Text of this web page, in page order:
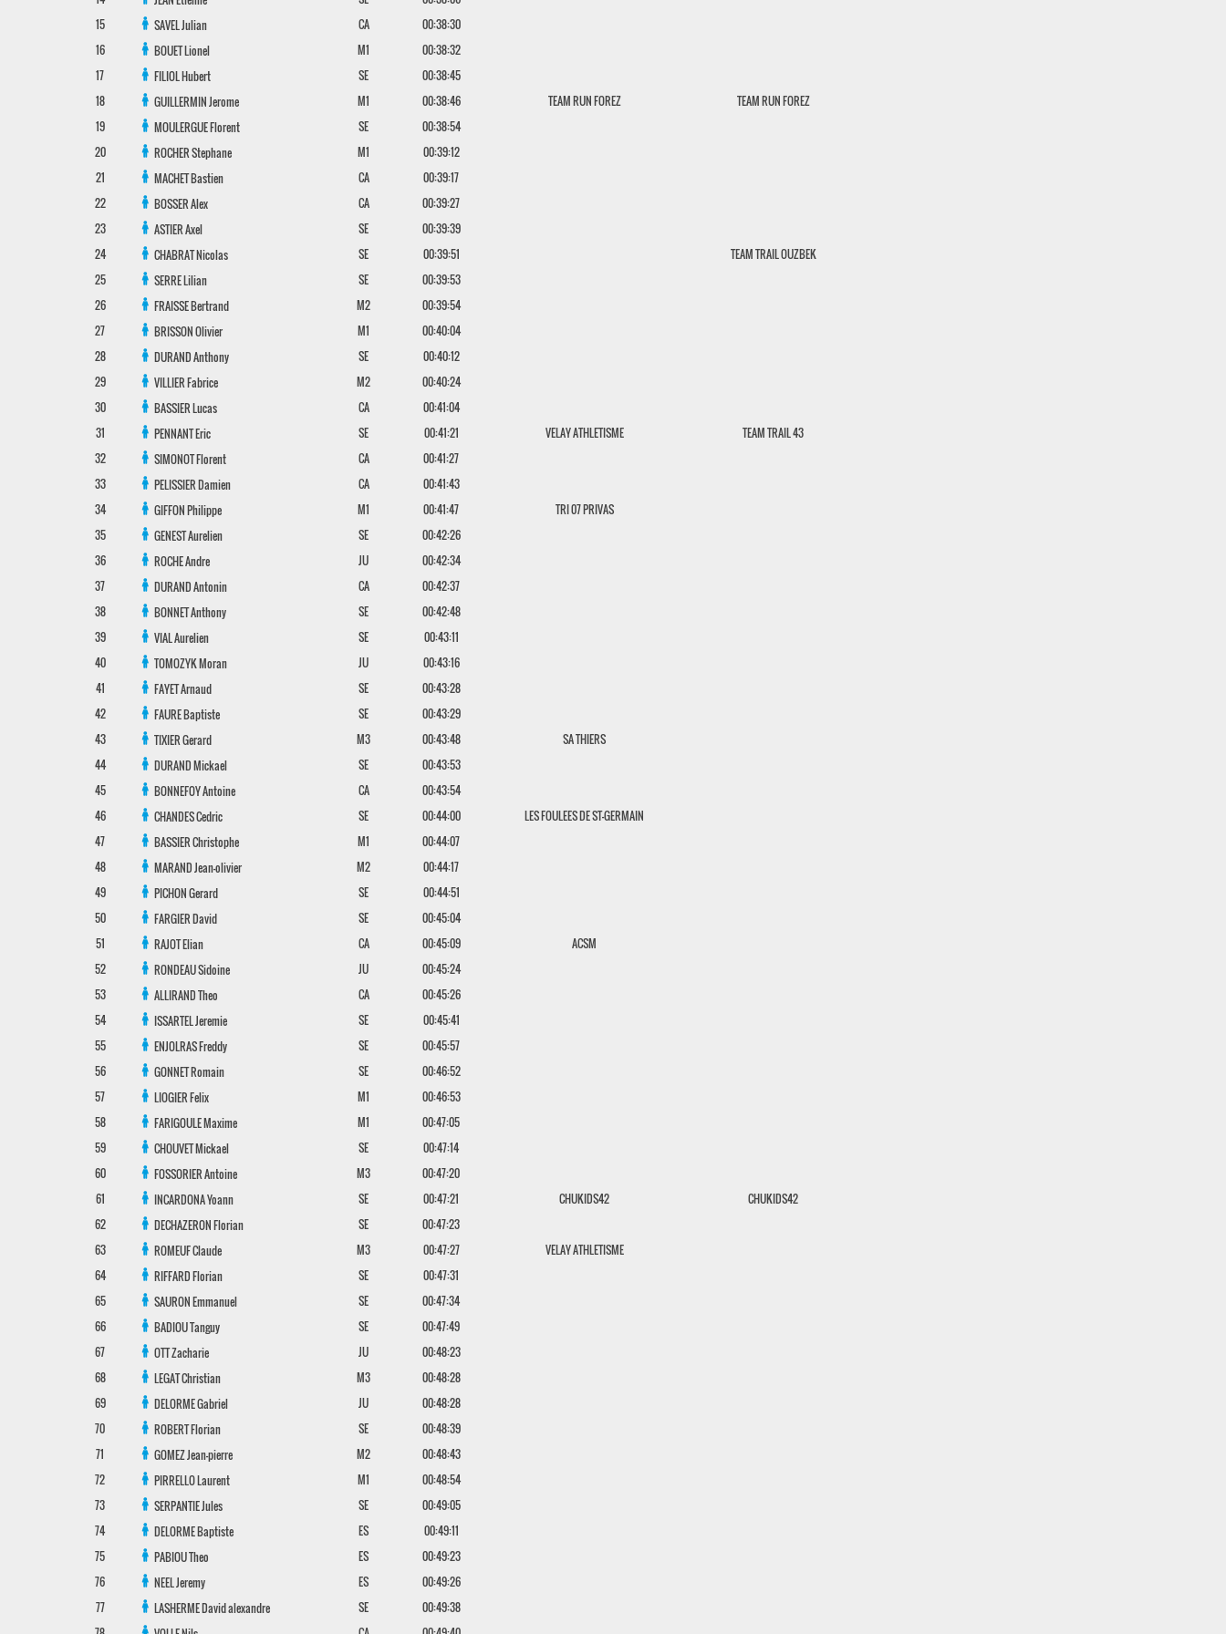
15
SAVELJulian CA
00:38:30
16
BOUETLionel M1
00:38:32
17
FILIOLHubert SE
00:38:45
18
GUILLERMINJerome M1 00:38:46 TEAM RUN FOREZ
TEAM RUN FOREZ
19
MOULERGUEFlorent SE
00:38:54
20
ROCHERStephane M1
00:39:12
21
MACHETBastien CA
00:39:17
22
BOSSERAlex CA
00:39:27
23
ASTIERAxel SE
00:39:39
24
CHABRATNicolas SE 00:39:51
TEAM TRAIL OUZBEK
25
SERRELilian SE
00:39:53
26
FRAISSEBertrand M2
00:39:54
27
BRISSONOlivier M1
00:40:04
28
DURANDAnthony SE
00:40:12
29
VILLIERFabrice M2
00:40:24
30
BASSIERLucas CA
00:41:04
31
PENNANTEric SE 00:41:21 VELAY ATHLETISME
TEAM TRAIL 43
32
SIMONOTFlorent CA
00:41:27
33
PELISSIERDamien CA
00:41:43
34
GIFFONPhilippe M1 00:41:47
TRI 07 PRIVAS
35
GENESTAurelien SE
00:42:26
36
ROCHEAndre JU
00:42:34
37
DURANDAntonin CA
00:42:37
38
BONNETAnthony SE
00:42:48
39
VIALAurelien SE
00:43:11
40
TOMOZYKMoran JU
00:43:16
41
FAYETArnaud SE
00:43:28
42
FAUREBaptiste SE
00:43:29
43
TIXIERGerard M3 00:43:48
SA THIERS
44
DURANDMickael SE
00:43:53
45
BONNEFOYAntoine CA
00:43:54
46
CHANDESCedric SE 00:44:00
LES FOULEES DE ST-GERMAIN
47
BASSIERChristophe M1
00:44:07
48
MARANDJean-olivier M2
00:44:17
49
PICHONGerard SE
00:44:51
50
FARGIERDavid SE
00:45:04
51
RAJOTElian CA 00:45:09
ACSM
52
RONDEAUSidoine JU
00:45:24
53
ALLIRANDTheo CA
00:45:26
54
ISSARTELJeremie SE
00:45:41
55
ENJOLRASFreddy SE
00:45:57
56
GONNETRomain SE
00:46:52
57
LIOGIERFelix M1
00:46:53
58
FARIGOULEMaxime M1
00:47:05
59
CHOUVETMickael SE
00:47:14
60
FOSSORIERAntoine M3
00:47:20
61
INCARDONAYoann SE 00:47:21 CHUKIDS42
CHUKIDS42
62
DECHAZERONFlorian SE
00:47:23
63
ROMEUFClaude M3 00:47:27
VELAY ATHLETISME
64
RIFFARDFlorian SE
00:47:31
65
SAURONEmmanuel SE
00:47:34
66
BADIOUTanguy SE
00:47:49
67
OTTZacharie JU
00:48:23
68
LEGATChristian M3
00:48:28
69
DELORMEGabriel JU
00:48:28
70
ROBERTFlorian SE
00:48:39
71
GOMEZJean-pierre M2
00:48:43
72
PIRRELLOLaurent M1
00:48:54
73
SERPANTIEJules SE
00:49:05
74
DELORMEBaptiste ES
00:49:11
75
PABIOUTheo ES
00:49:23
76
NEELJeremy ES
00:49:26
77
LASHERMEDavid alexandre SE
00:49:38